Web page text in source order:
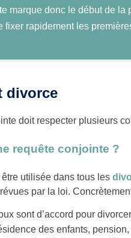
marque donc le début de la
fixer rapidement les
divorce
doit respecter plusieurs
requête conjointe ?
utilisée dans tous les
par la loi.
sont d’accord pour
des enfants,